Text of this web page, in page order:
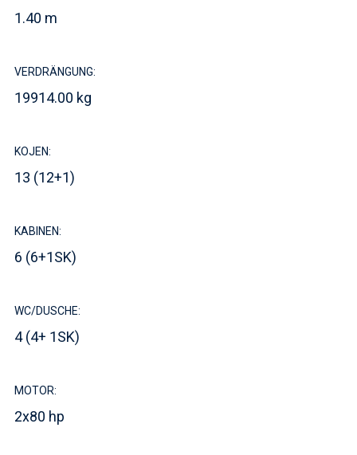
1.40 m
VERDRÄNGUNG:
19914.00 kg
KOJEN:
13 (12+1)
KABINEN:
6 (6+1SK)
WC/DUSCHE:
4 (4+ 1SK)
MOTOR:
2x80 hp